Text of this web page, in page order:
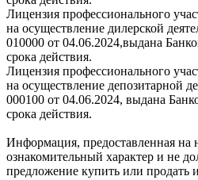
Лицензия профессионального
на осуществление дилерской
010000 от 04.06.2024,выдана
срока действия.
Лицензия профессионального
на осуществление депозитарной
000100 от 04.06.2024, выдана
срока действия.
Информация, предоставленная на
ознакомительный характер и не
предложение купить или продать